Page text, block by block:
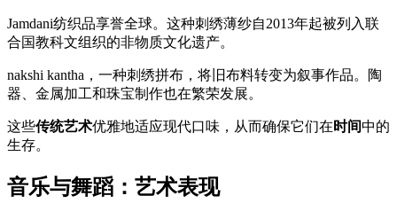
Jamdani纺织品享誉全球。这种刺绣薄纱自2013年起被列入联
合国教科文组织的非物质文化遗产。
nakshi kantha，一种刺绣拼布，将旧布料转变为叙事作品。陶
器、金属加工和珠宝制作也在繁荣发展。
这些传统艺术优雅地适应现代口味，从而确保它们在 时间中的
生存。
音乐与舞蹈：艺术表现